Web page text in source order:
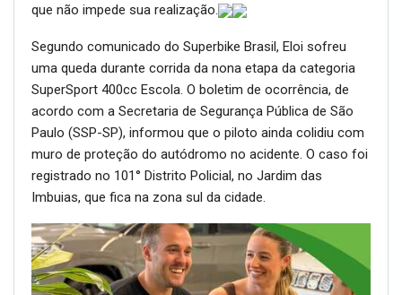
que não impede sua realização.
Segundo comunicado do Superbike Brasil, Eloi sofreu
uma queda durante corrida da nona etapa da categoria
SuperSport 400cc Escola. O boletim de ocorrência, de
acordo com a Secretaria de Segurança Pública de São
Paulo (SSP-SP), informou que o piloto ainda colidiu com
muro de proteção do autódromo no acidente. O caso foi
registrado no 101° Distrito Policial, no Jardim das
Imbuias, que fica na zona sul da cidade.